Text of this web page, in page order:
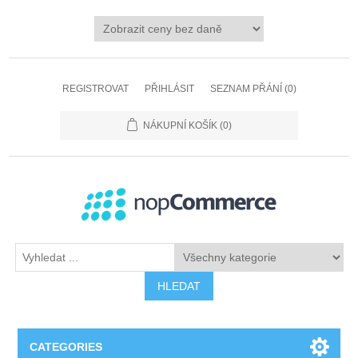
REGISTROVAT PŘIHLÁSIT SEZNAM PŘÁNÍ (0)
NÁKUPNÍ KOŠÍK (0)
HLEDAT
CATEGORIES